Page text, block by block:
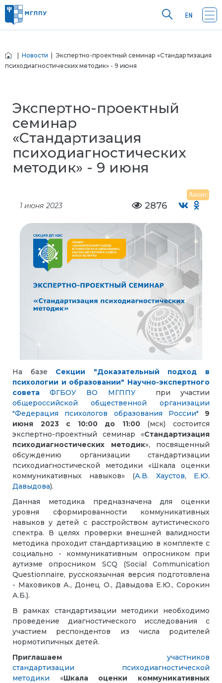
Новости | Экспертно-проектный семинар «Стандартизация
психодиагностических методик» - 9 июня
Экспертно-проектный
семинар
«Стандартизация
психодиагностических
методик» - 9 июня
Анонс
1 июня 2023 2876
На базе
Секции "Доказательный подход в
психологии и образовании" Научно-экспертного
советаФГБОУ ВО МГППУ
при участии
общероссийской общественной организации
"Федерация психологов образования России"
9
июня 2023 с 10:00 до 11:00(мск) состоится
экспертно-проектный семинар «Стандартизация
психодиагностических методик», посвященный
обсуждению организации стандартизации
психодиагностической методики «Шкала оценки
коммуникативных навыков» (А.В. Хаустов, Е.Ю.
Давыдова).
Данная методика предназначена для оценки
уровня сформированности коммуникативных
навыков у детей с расстройством аутистического
спектра. В целях проверки внешней валидности
методика проходит стандартизацию в комплекте с
социально - коммуникативным опросником при
аутизме опросником SCQ (Social Communication
Questionnaire, русскоязычная версия подготовлена
- Маховиков А., Донец О., Давыдова Е.Ю., Сорокин
А.Б.).
В рамках стандартизации методики необходимо
проведение диагностического исследования с
участием респондентов из числа родителей
нормотипичных детей.
Приглашаем участников
стандартизации психодиагностической
методики «Шкала оценки коммуникативных